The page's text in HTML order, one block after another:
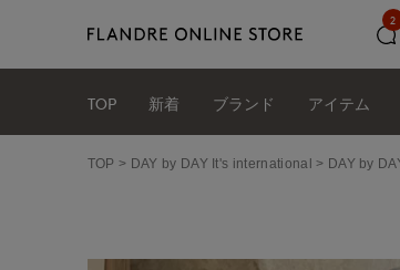
2
TOP 新着 ブランド アイテム
TOP DAY by DAY It's international DAY by